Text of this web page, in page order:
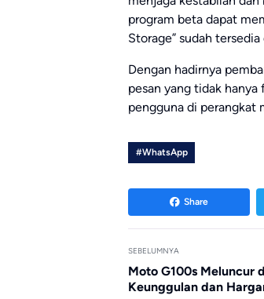
program beta dapat
Storage” sudah
Dengan hadirnya
pesan yang tidak
pengguna di perangkat
#WhatsApp
Share
SEBELUMNYA
Moto G100s Meluncur
Keunggulan dan